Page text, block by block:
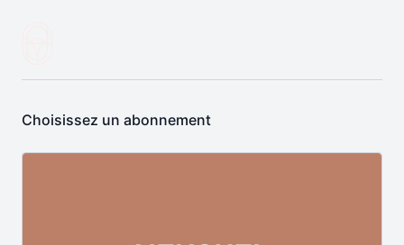
Choisissez un abonnement